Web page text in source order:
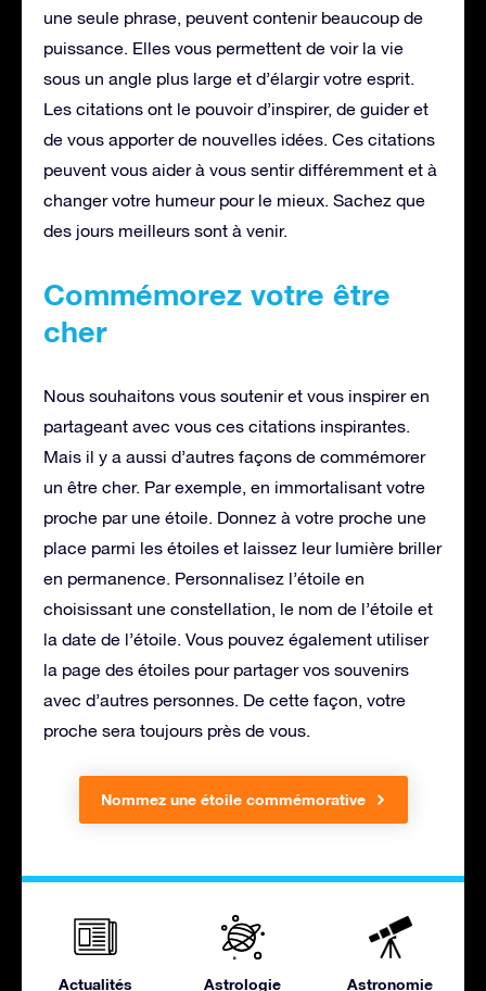
une seule phrase, peuvent contenir beaucoup de
puissance. Elles vous permettent de voir la vie
sous un angle plus large et d’élargir votre esprit.
Les citations ont le pouvoir d’inspirer, de guider et
de vous apporter de nouvelles idées. Ces citations
peuvent vous aider à vous sentir différemment et à
changer votre humeur pour le mieux. Sachez que
des jours meilleurs sont à venir.
Commémorez votre être
cher
Nous souhaitons vous soutenir et vous inspirer en
partageant avec vous ces citations inspirantes.
Mais il y a aussi d’autres façons de commémorer
un être cher. Par exemple, en immortalisant votre
proche par une étoile. Donnez à votre proche une
place parmi les étoiles et laissez leur lumière briller
en permanence. Personnalisez l’étoile en
choisissant une constellation, le nom de l’étoile et
la date de l’étoile. Vous pouvez également utiliser
la page des étoiles pour partager vos souvenirs
avec d’autres personnes. De cette façon, votre
proche sera toujours près de vous.
Nommez une étoile commémorative
Actualités Astrologie Astronomie